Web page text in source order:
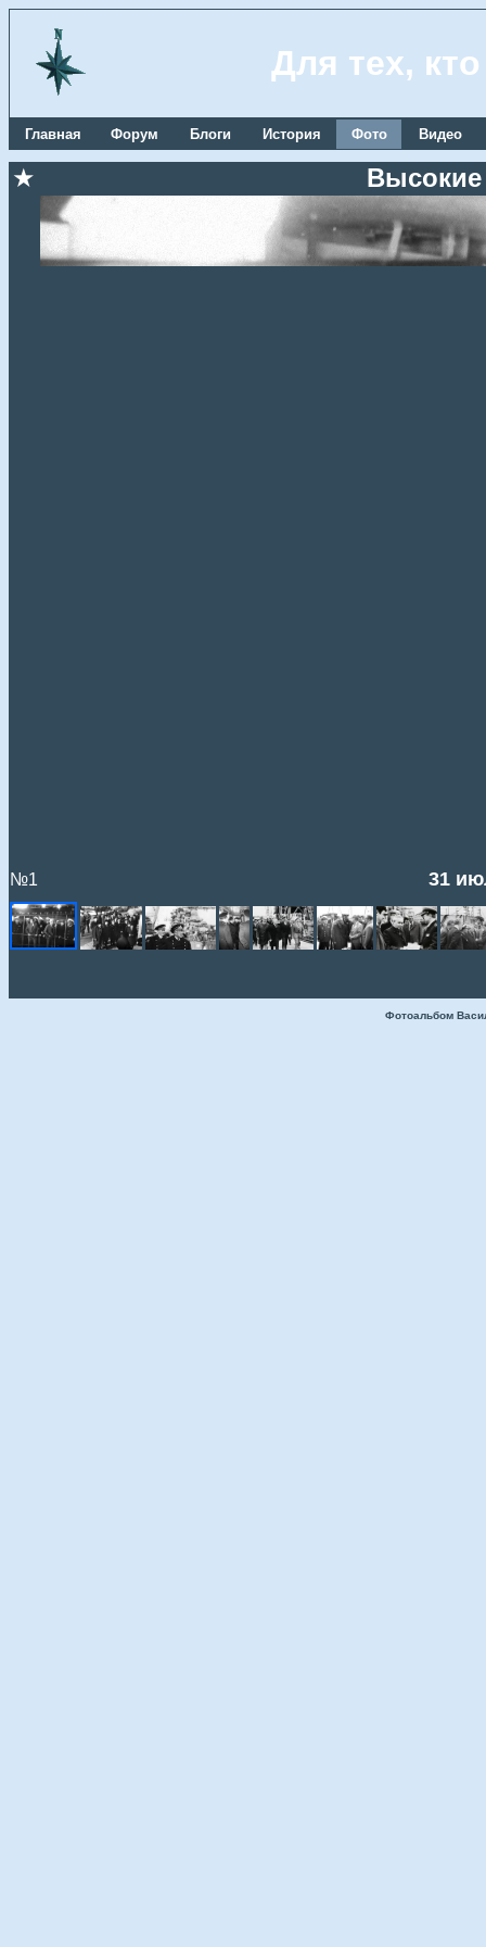
Для тех,
Главная Форум Блоги История Фото Видео
★ Высокие
№1 31
Фотоальбом